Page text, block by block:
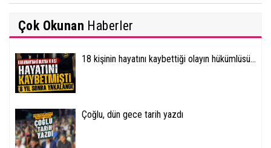
Çok Okunan Haberler
18 kişinin hayatını kaybettiği olayın hükümlüsü...
Çoğlu, dün gece tarih yazdı